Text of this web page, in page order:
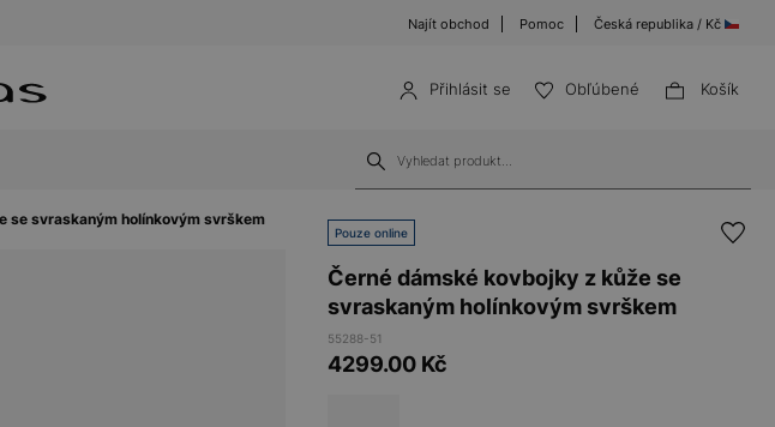
Najít obchod Pomoc Česká republika / Kč
Přihlásit se Obľúbené Košík
se svraskaným holínkovým svrškem 55288-51
Pouze online
Černé dámské kovbojky z kůže se
svraskaným holínkovým svrškem
55288-51
4299.00Kč